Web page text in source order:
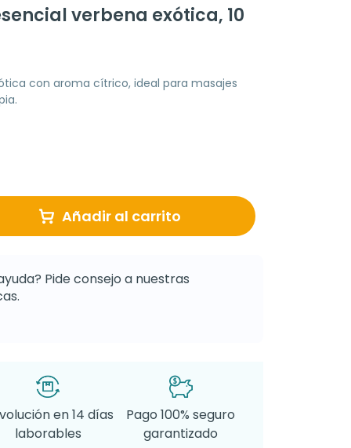
verbena exótica, 10
con aroma cítrico, ideal para masajes
Añadir al carrito
Pide consejo a nuestras
en 14 días
laborables
Pago 100% seguro
garantizado